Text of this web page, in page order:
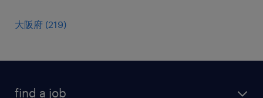
大阪府 (219)
find a job